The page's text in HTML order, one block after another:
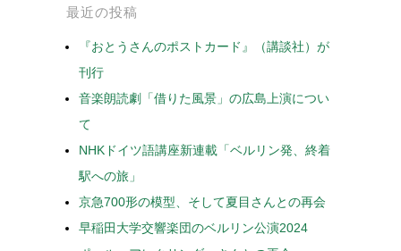
最近の投稿
『おとうさんのポストカード』（講談社）が
刊行
音楽朗読劇「借りた風景」の広島上演につい
て
NHKドイツ語講座新連載「ベルリン発、終着
駅への旅」
京急700形の模型、そして夏目さんとの再会
早稲田大学交響楽団のベルリン公演2024